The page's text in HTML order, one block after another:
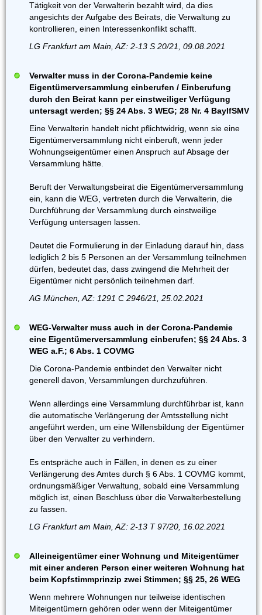
Tätigkeit von der Verwalterin bezahlt wird, da dies
angesichts der Aufgabe des Beirats, die Verwaltung zu
kontrollieren, einen Interessenkonflikt schafft.
LG Frankfurt am Main, AZ: 2-13 S 20/21, 09.08.2021
Verwalter muss in der Corona-Pandemie keine
Eigentümerversammlung einberufen / Einberufung
durch den Beirat kann per einstweiliger Verfügung
untersagt werden; §§ 24 Abs. 3 WEG; 28 Nr. 4 BayIfSMV
Eine Verwalterin handelt nicht pflichtwidrig, wenn sie eine
Eigentümerversammlung nicht einberuft, wenn jeder
Wohnungseigentümer einen Anspruch auf Absage der
Versammlung hätte.
Beruft der Verwaltungsbeirat die Eigentümerversammlung
ein, kann die WEG, vertreten durch die Verwalterin, die
Durchführung der Versammlung durch einstweilige
Verfügung untersagen lassen.
Deutet die Formulierung in der Einladung darauf hin, dass
lediglich 2 bis 5 Personen an der Versammlung teilnehmen
dürfen, bedeutet das, dass zwingend die Mehrheit der
Eigentümer nicht persönlich teilnehmen darf.
AG München, AZ: 1291 C 2946/21, 25.02.2021
WEG-Verwalter muss auch in der Corona-Pandemie
eine Eigentümerversammlung einberufen; §§ 24 Abs. 3
WEG a.F.; 6 Abs. 1 COVMG
Die Corona-Pandemie entbindet den Verwalter nicht
generell davon, Versammlungen durchzuführen.
Wenn allerdings eine Versammlung durchführbar ist, kann
die automatische Verlängerung der Amtsstellung nicht
angeführt werden, um eine Willensbildung der Eigentümer
über den Verwalter zu verhindern.
Es entspräche auch in Fällen, in denen es zu einer
Verlängerung des Amtes durch § 6 Abs. 1 COVMG kommt,
ordnungsmäßiger Verwaltung, sobald eine Versammlung
möglich ist, einen Beschluss über die Verwalterbestellung
zu fassen.
LG Frankfurt am Main, AZ: 2-13 T 97/20, 16.02.2021
Alleineigentümer einer Wohnung und Miteigentümer
mit einer anderen Person einer weiteren Wohnung hat
beim Kopfstimmprinzip zwei Stimmen; §§ 25, 26 WEG
Wenn mehrere Wohnungen nur teilweise identischen
Miteigentümern gehören oder wenn der Miteigentümer